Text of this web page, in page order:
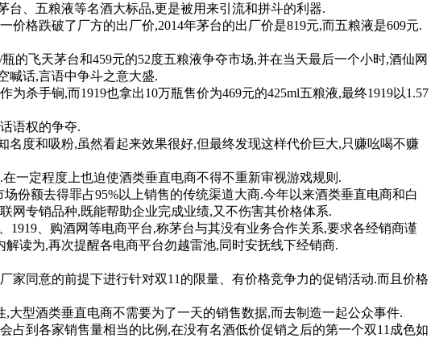
、五粮液等名酒大标品,更是被用来引流和拼斗的利器.
格跌破了厂方的出厂价,2014年茅台的出厂价是819元,而五粮液是609元.
飞天茅台和459元的52度五粮液争夺市场,并在当天最后一个小时,酒仙网
喊话,言语中争斗之意大盛.
杀手锏,而1919也拿出10万瓶售价为469元的425ml五粮液,最终1919以1.57
语权的争夺.
度和吸粉,虽然看起来效果很好,但最终发现这样代价巨大,只赚吆喝不赚
定程度上也迫使酒类垂直电商不得不重新审视游戏规则.
额去得罪占95%以上销售的传统渠道大商.今年以来酒类垂直电商和白
网专销品种,既能帮助企业完成业绩,又不伤害其价格体系.
、购酒网等电商平台,称茅台与其没有业务合作关系,要求各经销商谨
读为,再次提醒各电商平台勿越雷池,同时安抚线下经销商.
同意的前提下进行针对双11的限量、有价格竞争力的促销活动.而且价格
型酒类垂直电商不需要为了一天的销售数据,而去制造一起公众事件.
到各家销售量相当的比例,在没有名酒低价促销之后的第一个双11成色如